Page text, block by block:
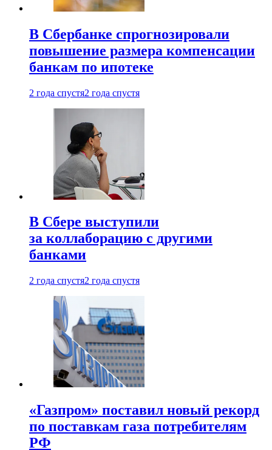
В Сбербанке спрогнозировали
повышение размера компенсации
банкам по ипотеке
2 года спустя2 года спустя
В Сбере выступили
за коллаборацию с другими
банками
2 года спустя2 года спустя
«Газпром» поставил новый рекорд
по поставкам газа потребителям
РФ